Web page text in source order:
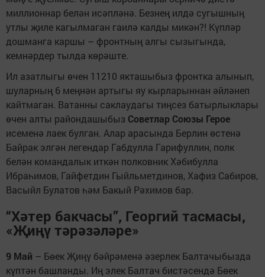
миллионнар белән исәпләнә. Безнең илдә сугышның
утлы җиле кагылмаган гаилә калды микән?! Күпләр
дошманга каршы – фронтның алгы сызыгында,
кемнәрдер тылда көрәште.
Ил азатлыгы өчен 11210 якташыбыз фронтка алынып,
шуларның 6 меңнән артыгы яу кырларыннан әйләнеп
кайтмаган. Ватанны саклаудагы тиңсез батырлыклары
өчен алты райондашыбыз Советлар Союзы Герое
исеменә лаек булган. Алар арасында Берлин өстенә
Байрак элгән легендар Габдулла Гарифуллин, полк
белән командалык иткән полковник Хәбибулла
Ибраһимов, Гайфетдин Гыйльметдинов, Хафиз Сабиров,
Васыйл Булатов һәм Бакый Рәхимов бар.
“Хәтер бакчасы”, Георгий тасмасы,
«Җиңү тәрәзәләре»
9 Май – Бөек Җиңү бәйрәменә әзерлек Балтачыбызда
күптән башланды. Иң элек Балтач бистәсендә Бөек